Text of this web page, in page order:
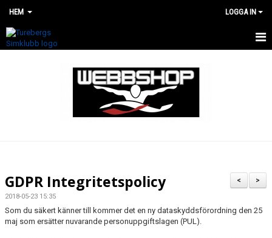
HEM LOGGA IN
RENOVERING AV SIMHALLEN
>
<
GDPR Integritetspolicy
2018-05-23 15:35
Som du säkert känner till kommer det en ny dataskyddsförordning den 25
maj som ersätter nuvarande personuppgiftslagen (PUL).